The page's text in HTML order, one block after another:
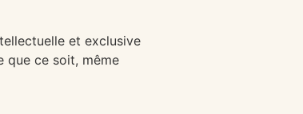
et exclusive
que ce soit, même